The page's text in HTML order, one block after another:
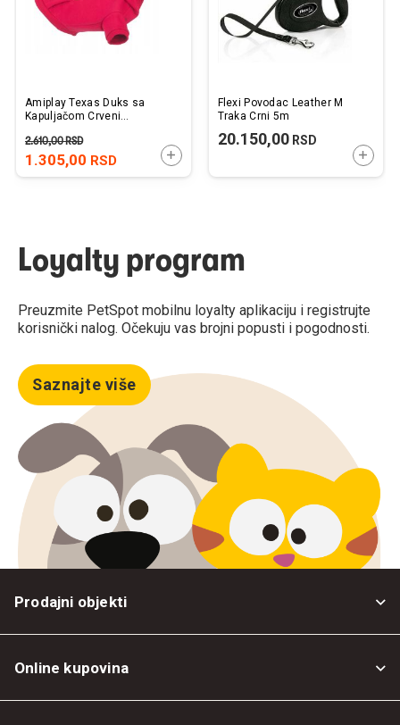
Amiplay Texas Duks sa
Kapuljačom Crveni
1.305,00 RSD
2.610,00RSD
DODAJTE U KORPU
Flexi Povodac Leather M
Traka Crni 5m
20.150,00RSD
Loyalty program
Preuzmite PetSpot mobilnu loyalty aplikaciju i registrujte
korisnički nalog. Očekuju vas brojni popusti i pogodnosti.
Saznajte više
Prodajni objekti
Online kupovina